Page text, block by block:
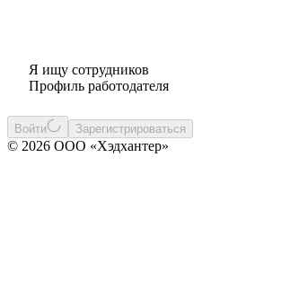
Я ищу сотрудников
Профиль работодателя
Войти Зарегистрироваться
© 2026 ООО «Хэдхантер»